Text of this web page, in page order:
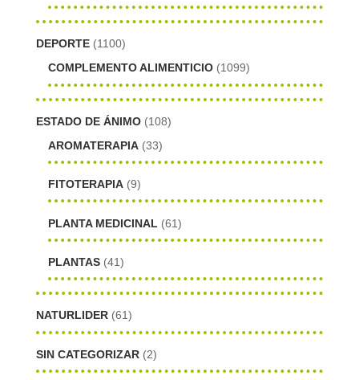
DEPORTE (1100)
COMPLEMENTO ALIMENTICIO (1099)
ESTADO DE ÁNIMO (108)
AROMATERAPIA (33)
FITOTERAPIA (9)
PLANTA MEDICINAL (61)
PLANTAS (41)
NATURLIDER (61)
SIN CATEGORIZAR (2)